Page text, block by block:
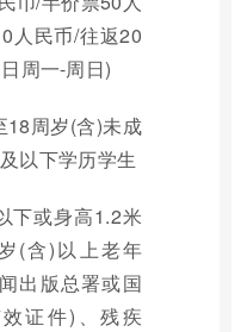
人民币/往返20
周一-周日)
18周岁(含)未成
以下学历学生
下或身高1.2米
(含)以上老年
出版总署或国
证件)、残疾